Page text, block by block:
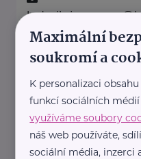
Ministerstvo práce
Na Poříčním právu 1/376
https://
+420 950 191 111
posta@mpsv.cz
Maximální
soukromí a
K personalizaci
funkcí sociálních
využíváme soubory
náš web používáte,
sociální média, inzerci